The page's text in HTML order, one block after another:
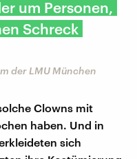
um Personen,
Schreck
der LMU München
Clowns mit
haben. Und in
sich